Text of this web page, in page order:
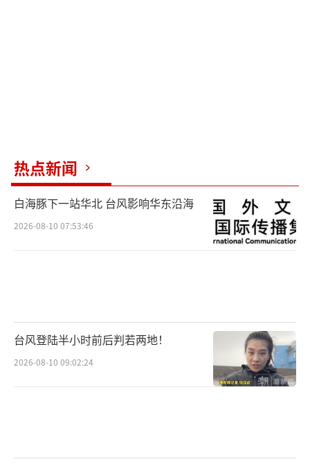
热点新闻
白海豚下一站华北 台风影响华东沿海
2026-08-10 07:53:46
台风登陆半小时前后判若两地！
2026-08-10 09:02:24